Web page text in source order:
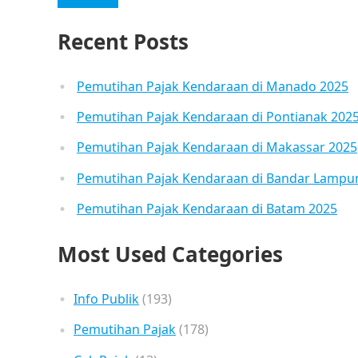
Recent Posts
Pemutihan Pajak Kendaraan di Manado 2025
Pemutihan Pajak Kendaraan di Pontianak
Pemutihan Pajak Kendaraan di Makassar 2025
Pemutihan Pajak Kendaraan di Bandar
Pemutihan Pajak Kendaraan di Batam 2025
Most Used Categories
Info Publik(193)
Pemutihan Pajak(178)